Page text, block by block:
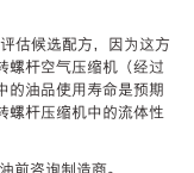
估候选配方，因为这方
螺杆空气压缩机（经过
的油品使用寿命是预期
螺杆压缩机中的流体性